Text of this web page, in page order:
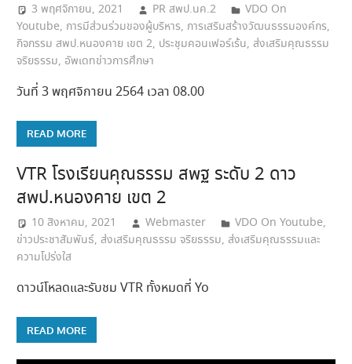
3 พฤศจิกายน, 2021 PR สพป.นค.2
VDO On
Youtube, การมีส่วนร่วมของผู้บริหาร, การเสริมสร้างวัฒนธรรมองค์กร,
กิจกรรม สพป.หนองคาย เขต 2, ประชุมคอนเฟอร์เร้น, ส่งเสริมคุณธรรม
จริยธรรม, อัพเดทข่าวการศึกษา
วันที่ 3 พฤศจิกายน 2564 เวลา 08.00
READ MORE
VTR โรงเรียนคุณธรรม สพฐ ระดับ 2 ดาว
สพป.หนองคาย เขต 2
10 สิงหาคม, 2021 Webmaster VDO On Youtube,
ข่าวประชาสัมพันธ์, ส่งเสริมคุณธรรม จริยธรรม, ส่งเสริมคุณธรรมและ
ความโปร่งใส
ดาวน์โหลดและรับชม VTR ทั้งหมดที่ Yo
READ MORE